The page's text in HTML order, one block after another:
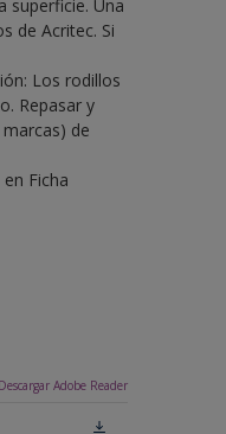
superficie. Una
de Acritec. Si
Los rodillos
Repasar y
de
Ficha
Descargar Adobe Reader